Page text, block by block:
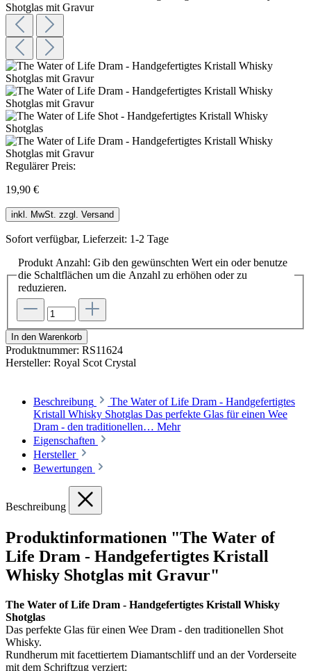
Regulärer Preis:
19,90 €
inkl. MwSt. zzgl. Versand
Sofort verfügbar, Lieferzeit: 1-2 Tage
Produkt Anzahl: Gib den gewünschten Wert ein oder benutze
die Schaltflächen um die Anzahl zu erhöhen oder zu
reduzieren.
In den Warenkorb
Produktnummer: RS11624
Hersteller: Royal Scot Crystal
Beschreibung
The Water of Life Dram - Handgefertigtes
Kristall Whisky Shotglas Das perfekte Glas für einen Wee
Dram - den traditionellen… Mehr
Eigenschaften
Hersteller
Bewertungen
Beschreibung
Produktinformationen "The Water of
Life Dram - Handgefertigtes Kristall
Whisky Shotglas mit Gravur"
The Water of Life Dram - Handgefertigtes Kristall Whisky
Shotglas
Das perfekte Glas für einen Wee Dram - den traditionellen Shot
Whisky.
Rundherum mit facettiertem Diamantschliff und an der Vorderseite
mit dem Schriftzug verziert: